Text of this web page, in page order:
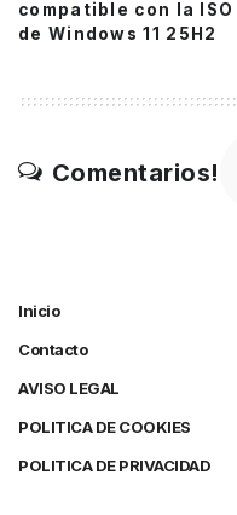
compatible con la ISO
de Windows 11 25H2
Comentarios!
Inicio
Contacto
AVISO LEGAL
POLITICA DE COOKIES
POLITICA DE PRIVACIDAD